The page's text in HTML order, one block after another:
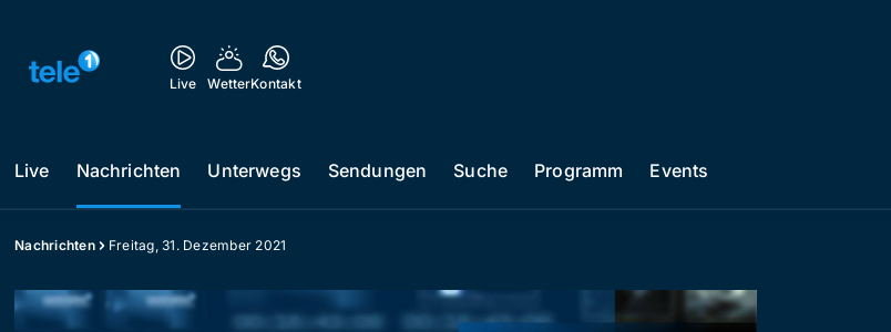
Live WetterKontakt
Live Nachrichten Unterwegs Sendungen Suche Programm Events
Nachrichten Freitag, 31. Dezember 2021